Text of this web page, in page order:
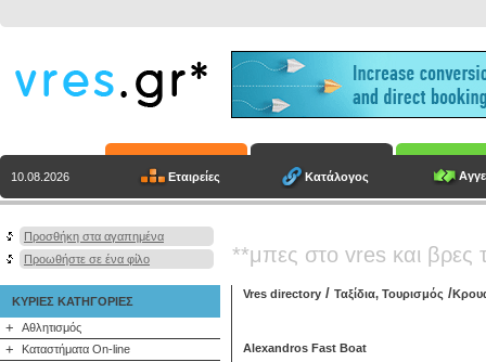
10.08.2026 Εταιρείες Κατάλογος
Προσθήκη στα αγαπημένα
Προωθήστε σε ένα φίλο
**μπες στο vres και βρες
ΚΥΡΙΕΣ ΚΑΤΗΓΟΡΙΕΣ
+ Αθλητισμός
+ Καταστήματα On-line
Vres directory / Ταξίδια, Τουρισμός /
Alexandros Fast Boat